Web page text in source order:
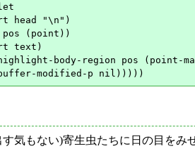
head "\n")
(point))
text)
body-region pos (point-
気もない)寄生虫たちに日の目を